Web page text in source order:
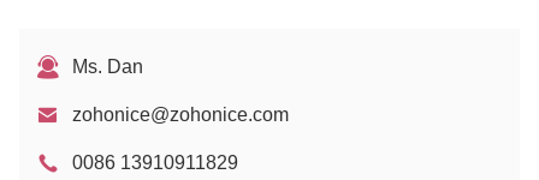
Ms. Dan
zohonice@zohonice.com
0086 13910911829